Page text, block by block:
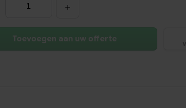
Toevoegen aan uw offerte